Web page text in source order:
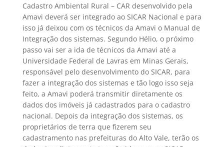
Cadastro Ambiental Rural – CAR desenvolvido pela
Amavi deverá ser integrado ao SICAR Nacional e para
isso já deixou com os técnicos da Amavi o Manual de
Integração dos sistemas. Segundo Hélio, o próximo
passo vai ser a ida de técnicos da Amavi até a
Universidade Federal de Lavras em Minas Gerais,
responsável pelo desenvolvimento do SICAR, para
fazer a integração dos sistemas e tão logo isso seja
feito, a Amavi poderá transmitir diretamente os
dados dos imóveis já cadastrados para o cadastro
nacional. Depois da integração dos sistemas, os
proprietários de terra que fizerem seu
cadastramento nas prefeituras do Alto Vale, terão os